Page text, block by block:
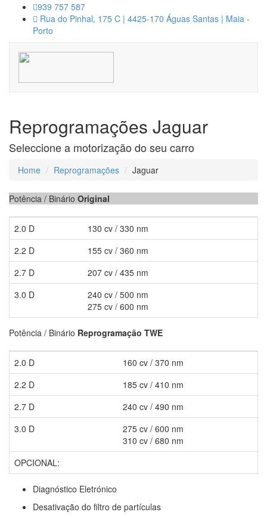
939 757 587
Rua do Pinhal, 175 C | 4425-170 Águas Santas | Maia -
Porto
Reprogramações Jaguar
Seleccione a motorização do seu carro
Home Reprogramações Jaguar
Potência / Binário Original
2.0 D
130 cv / 330 nm
2.2 D
155 cv / 360 nm
2.7 D
207 cv / 435 nm
3.0 D
240 cv / 500 nm
275 cv / 600 nm
Potência / Binário Reprogramação TWE
2.0 D
160 cv / 370 nm
2.2 D
185 cv / 410 nm
2.7 D
240 cv / 490 nm
3.0 D
275 cv / 600 nm
310 cv / 680 nm
OPCIONAL:
Diagnóstico Eletrónico
Desativação do filtro de partículas